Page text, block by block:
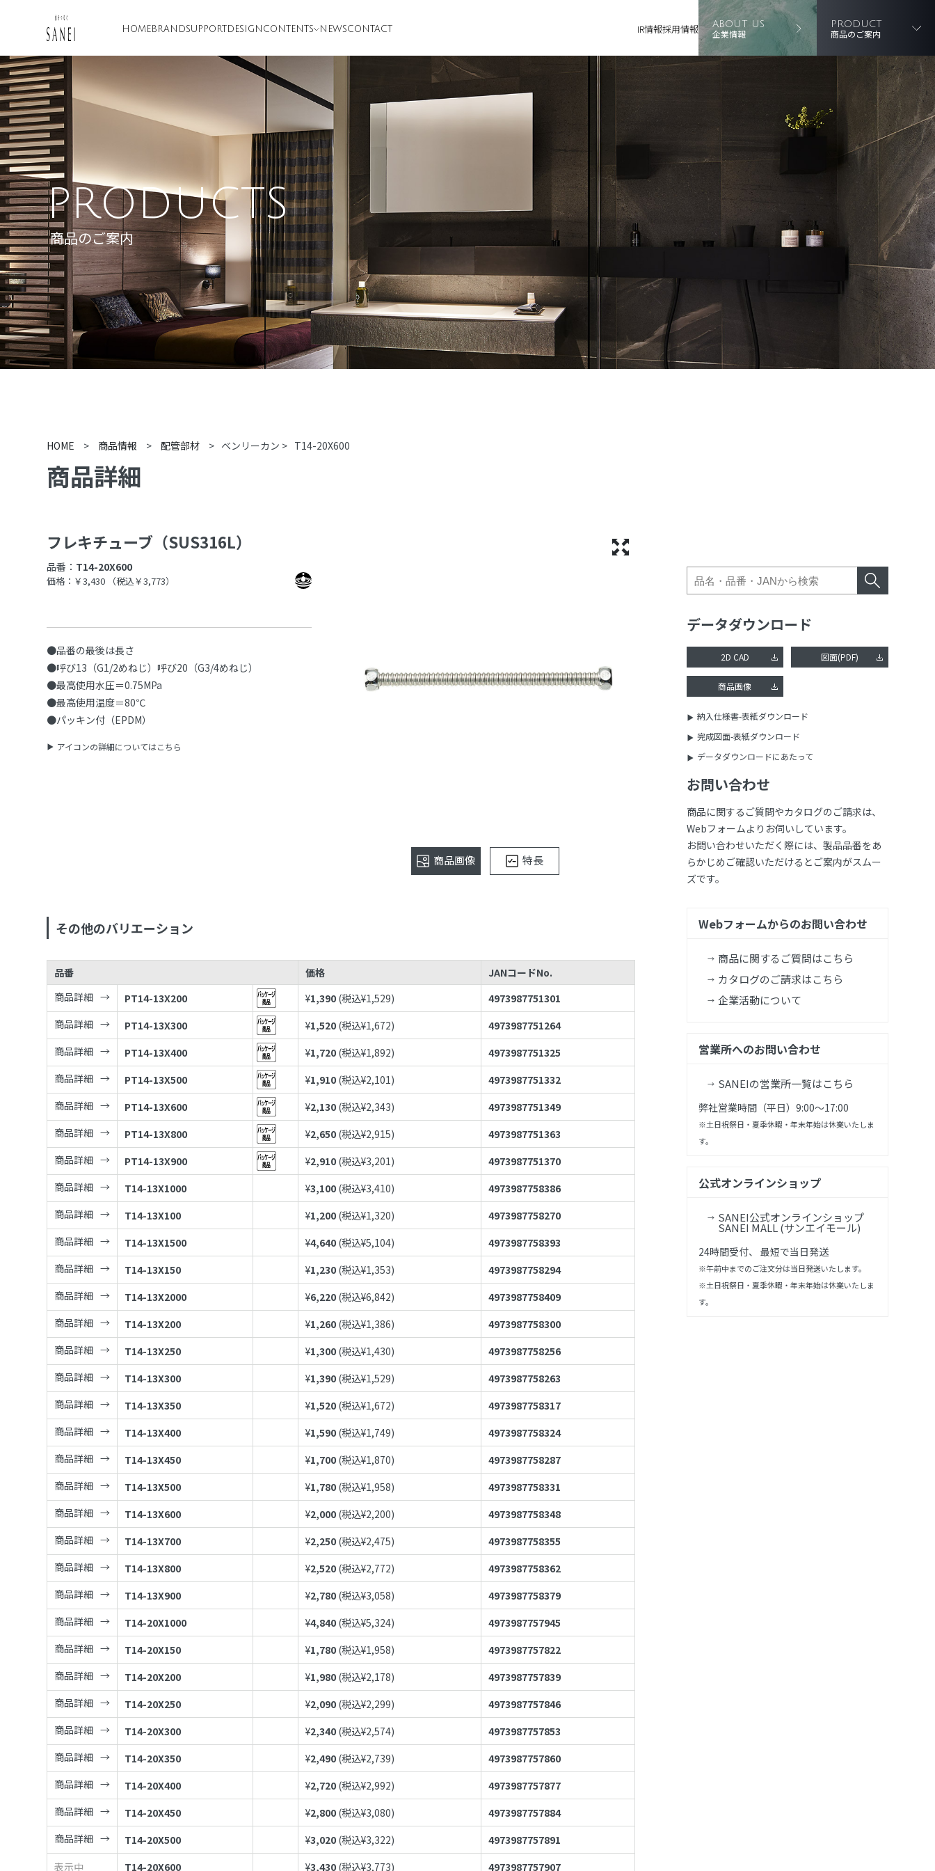
HOME BRANDSUPPORT DESIGN CONTENTS NEWSCONTACT IR情報採用情報 ABOUT US
企業情報
PRODUCT
商品のご案内
PRODUCTS
商品のご案内
HOME > 商品情報 > 配管部材 > ベンリーカン > T14-20X600
商品詳細
フレキチューブ（SUS316L）
品番： T14-20X600
価格：￥3,430 （税込￥3,773）
●品番の最後は長さ
●呼び13（G1/2めねじ）呼び20（G3/4めねじ）
●最高使用水圧＝0.75MPa
●最高使用温度＝80℃
●パッキン付（EPDM）
アイコンの詳細についてはこちら
商品画像 特長
その他のバリエーション
品番 価格
JANコードNo.
商品詳細
PT14-13X200 ¥1,390 (税込¥1,529)
4973987751301
商品詳細
PT14-13X300 ¥1,520 (税込¥1,672)
4973987751264
商品詳細
PT14-13X400 ¥1,720 (税込¥1,892)
4973987751325
商品詳細
PT14-13X500 ¥1,910 (税込¥2,101)
4973987751332
商品詳細
PT14-13X600 ¥2,130 (税込¥2,343)
4973987751349
商品詳細
PT14-13X800 ¥2,650 (税込¥2,915)
4973987751363
商品詳細
PT14-13X900 ¥2,910 (税込¥3,201)
4973987751370
商品詳細
T14-13X1000 ¥3,100 (税込¥3,410)
4973987758386
商品詳細
T14-13X100 ¥1,200 (税込¥1,320)
4973987758270
商品詳細
T14-13X1500 ¥4,640 (税込¥5,104)
4973987758393
商品詳細
T14-13X150 ¥1,230 (税込¥1,353)
4973987758294
商品詳細
T14-13X2000 ¥6,220 (税込¥6,842)
4973987758409
商品詳細
T14-13X200 ¥1,260 (税込¥1,386)
4973987758300
商品詳細
T14-13X250 ¥1,300 (税込¥1,430)
4973987758256
商品詳細
T14-13X300 ¥1,390 (税込¥1,529)
4973987758263
商品詳細
T14-13X350 ¥1,520 (税込¥1,672)
4973987758317
商品詳細
T14-13X400 ¥1,590 (税込¥1,749)
4973987758324
商品詳細
T14-13X450 ¥1,700 (税込¥1,870)
4973987758287
商品詳細
T14-13X500 ¥1,780 (税込¥1,958)
4973987758331
商品詳細
T14-13X600 ¥2,000 (税込¥2,200)
4973987758348
商品詳細
T14-13X700 ¥2,250 (税込¥2,475)
4973987758355
商品詳細
T14-13X800 ¥2,520 (税込¥2,772)
4973987758362
商品詳細
T14-13X900 ¥2,780 (税込¥3,058)
4973987758379
商品詳細
T14-20X1000 ¥4,840 (税込¥5,324)
4973987757945
商品詳細
T14-20X150 ¥1,780 (税込¥1,958)
4973987757822
商品詳細
T14-20X200 ¥1,980 (税込¥2,178)
4973987757839
商品詳細
T14-20X250 ¥2,090 (税込¥2,299)
4973987757846
商品詳細
T14-20X300 ¥2,340 (税込¥2,574)
4973987757853
商品詳細
T14-20X350 ¥2,490 (税込¥2,739)
4973987757860
商品詳細
T14-20X400 ¥2,720 (税込¥2,992)
4973987757877
商品詳細
T14-20X450 ¥2,800 (税込¥3,080)
4973987757884
商品詳細
T14-20X500 ¥3,020 (税込¥3,322)
4973987757891
表示中
T14-20X600 ¥3,430 (税込¥3,773) 4973987757907
データダウンロード
2D CAD 図面(PDF)
商品画像
納入仕様書-表紙ダウンロード
完成図面-表紙ダウンロード
データダウンロードにあたって
お問い合わせ
商品に関するご質問やカタログのご請求は、
Webフォームよりお伺いしています。
お問い合わせいただく際には、製品品番をあ
らかじめご確認いただけるとご案内がスムー
ズです。
Webフォームからのお問い合わせ
商品に関するご質問はこちら
カタログのご請求はこちら
企業活動について
営業所へのお問い合わせ
SANEIの営業所一覧はこちら
弊社営業時間（平日）9:00～17:00
※土日祝祭日・夏季休暇・年末年始は休業いたしま
す。
公式オンラインショップ
SANEI公式オンラインショップ
SANEI MALL (サンエイモール)
24時間受付、 最短で当日発送
※午前中までのご注文分は当日発送いたします。
※土日祝祭日・夏季休暇・年末年始は休業いたしま
す。